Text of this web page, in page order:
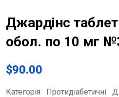
Джардінс
обол. по 10 мг
$90.00
Категорія Протидіабетичні